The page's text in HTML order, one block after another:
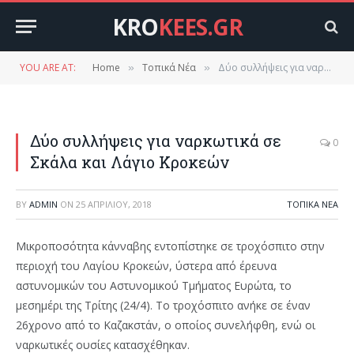
KROKEES.GR
YOU ARE AT: Home » Τοπικά Νέα » Δύο συλλήψεις για ναρκωτικά σε Σκάλα και Λάγιο Κροκεών
Δύο συλλήψεις για ναρκωτικά σε
Σκάλα και Λάγιο Κροκεών
0
BY ADMIN ON 25 ΑΠΡΙΛΊΟΥ, 2018 ΤΟΠΙΚΆ ΝΈΑ
Μικροποσότητα κάνναβης εντοπίστηκε σε τροχόσπιτο στην
περιοχή του Λαγίου Κροκεών, ύστερα από έρευνα
αστυνομικών του Αστυνομικού Τμήματος Ευρώτα, το
μεσημέρι της Τρίτης (24/4). Το τροχόσπιτο ανήκε σε έναν
26χρονο από το Καζακστάν, ο οποίος συνελήφθη, ενώ οι
ναρκωτικές ουσίες κατασχέθηκαν.